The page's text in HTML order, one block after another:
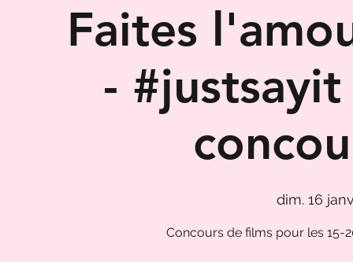
Faites
-
dim. 16
Concours de films pour les 15-